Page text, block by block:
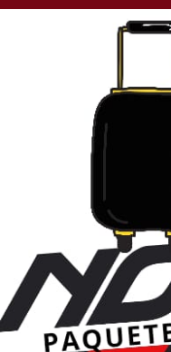
una